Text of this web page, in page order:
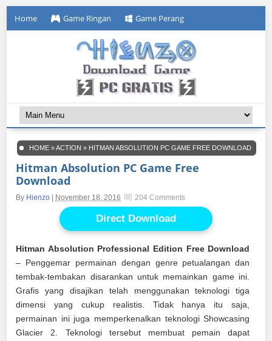
Home Game Ringan Game Perang
HOME »ACTION » HITMAN ABSOLUTION PC GAME FREE DOWNLOAD
Hitman Absolution PC Game Free
Download
By Hienzo November 18, 2016 204 Comments
Direct Download
Hitman Absolution Professional Edition Free Download
– Penggemar permainan dengan genre petualangan dan
tembak-tembakan disarankan untuk memainkan game ini.
Grafis yang disajikan telah menggunakan teknologi tiga
dimensi yang cukup realistis. Tidak hanya itu saja,
permainan ini juga memperkenalkan teknologi Showcasing
Glacier 2. Teknologi tersebut membuat pemain dapat